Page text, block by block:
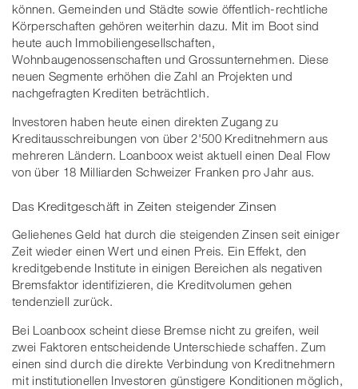
können. Gemeinden und Städte sowie öffentlich-rechtliche
Körperschaften gehören weiterhin dazu. Mit im Boot sind
heute auch Immobiliengesellschaften,
Wohnbaugenossenschaften und Grossunternehmen. Diese
neuen Segmente erhöhen die Zahl an Projekten und
nachgefragten Krediten beträchtlich.
Investoren haben heute einen direkten Zugang zu
Kreditausschreibungen von über 2'500 Kreditnehmern aus
mehreren Ländern. Loanboox weist aktuell einen Deal Flow
von über 18 Milliarden Schweizer Franken pro Jahr aus.
Das Kreditgeschäft in Zeiten steigender Zinsen
Geliehenes Geld hat durch die steigenden Zinsen seit einiger
Zeit wieder einen Wert und einen Preis. Ein Effekt, den
kreditgebende Institute in einigen Bereichen als negativen
Bremsfaktor identifizieren, die Kreditvolumen gehen
tendenziell zurück.
Bei Loanboox scheint diese Bremse nicht zu greifen, weil
zwei Faktoren entscheidende Unterschiede schaffen. Zum
einen sind durch die direkte Verbindung von Kreditnehmern
mit institutionellen Investoren günstigere Konditionen möglich,